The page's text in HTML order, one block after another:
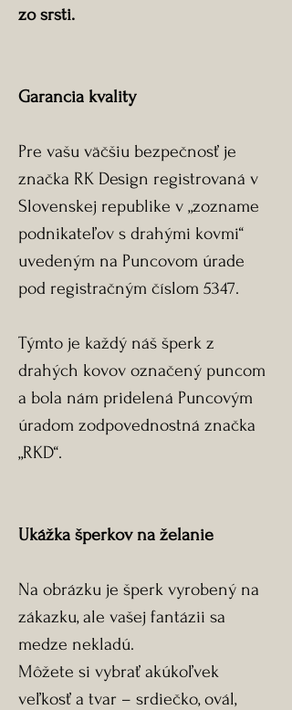
zo srsti.
Garancia kvality
Pre vašu väčšiu bezpečnosť je
značka RK Design registrovaná v
Slovenskej republike v „zozname
podnikateľov s drahými kovmi“
uvedeným na Puncovom úrade
pod registračným číslom 5347.
Týmto je každý náš šperk z
drahých kovov označený puncom
a bola nám pridelená Puncovým
úradom zodpovednostná značka
„RKD“.
Ukážka šperkov na želanie
Na obrázku je šperk vyrobený na
zákazku, ale vašej fantázii sa
medze nekladú.
Môžete si vybrať akúkoľvek
veľkosť a tvar – srdiečko, ovál,